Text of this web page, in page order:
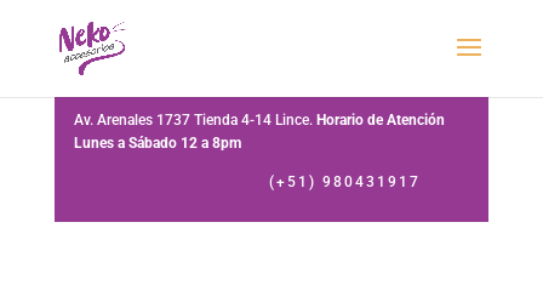
Av. Arenales 1737 Tienda 4-14 Lince. Horario de Atención
Lunes a Sábado 12 a 8pm
(+51) 980431917